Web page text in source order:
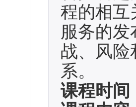
程的相互
服务的
战、风险
系。
课程时间